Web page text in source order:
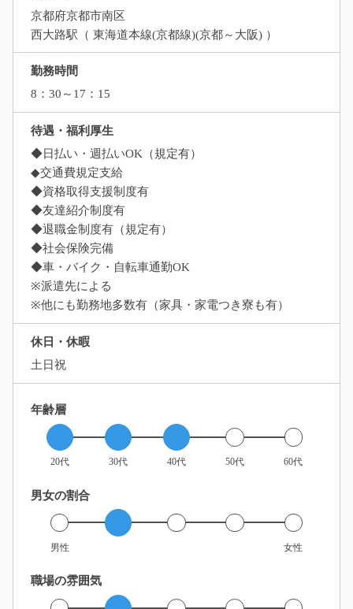
京都府京都市南区
西大路駅（ 東海道本線(京都線)(京都～大阪) ）
勤務時間
8：30～17：15
待遇・福利厚生
◆日払い・週払いOK（規定有）
◆交通費規定支給
◆資格取得支援制度有
◆友達紹介制度有
◆退職金制度有（規定有）
◆社会保険完備
◆車・バイク・自転車通勤OK
※派遣先による
※他にも勤務地多数有（家具・家電つき寮も有）
休日・休暇
土日祝
年齢層
20代 30代 40代 50代 60代
男女の割合
男性 女性
職場の雰囲気